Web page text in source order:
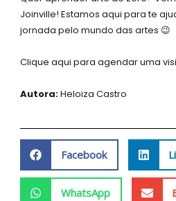
Joinville! Estamos aqui para te
jornada pelo mundo das artes 😉
Clique aqui para agendar uma
Autora:Heloiza Castro
Facebook
WhatsApp